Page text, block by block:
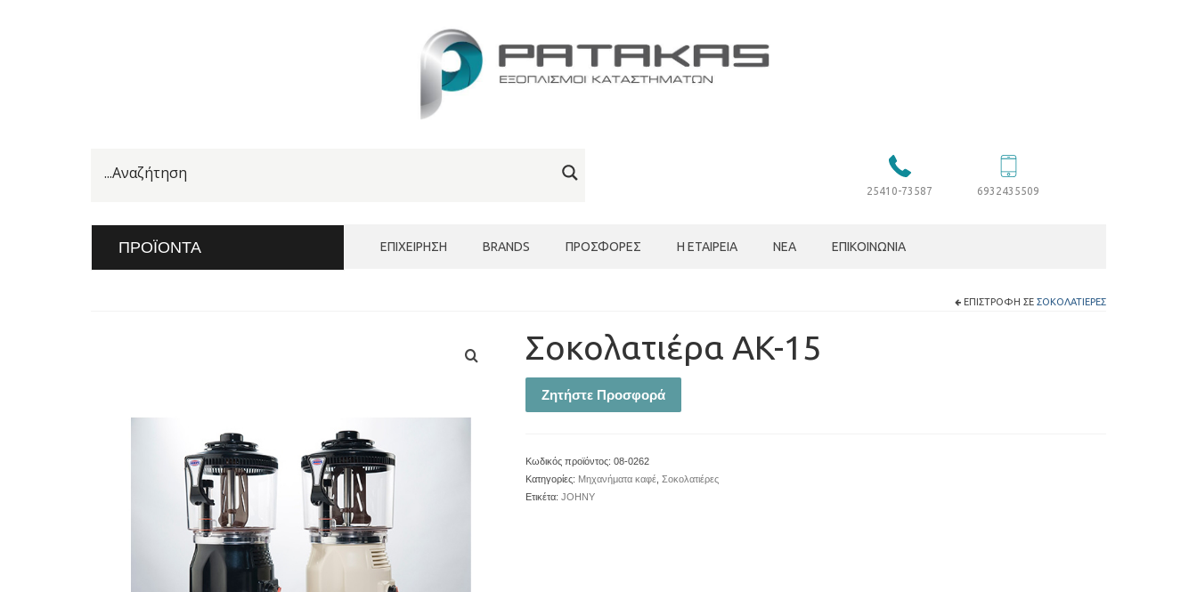
25410-73587 6932435509
ΠΡΟΪΌΝΤΑ ΕΠΙΧΕΊΡΗΣΗ BRANDS ΠΡΟΣΦΟΡΈΣ Η ΕΤΑΙΡΕΊΑ ΝΈΑ ΕΠΙΚΟΙΝΩΝΊΑ
ΕΠΙΣΤΡΟΦΉ ΣΕ ΣΟΚΟΛΑΤΙΈΡΕΣ
Σοκολατιέρα AK-15
Ζητήστε Προσφορά
Κωδικός προϊόντος: 08-0262
Κατηγορίες: Μηχανήματα καφέ, Σοκολατιέρες
Ετικέτα: JOHNY